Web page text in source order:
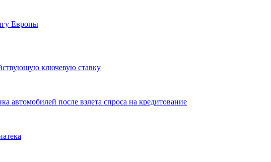
Европы
ключевую ставку
автомобилей после взлета спроса на кредитование